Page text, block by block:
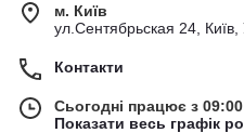
м. Київ
ул.Сентябрьская 24, Київ,
Контакти
Сьогодні працює з
Показати весь графік